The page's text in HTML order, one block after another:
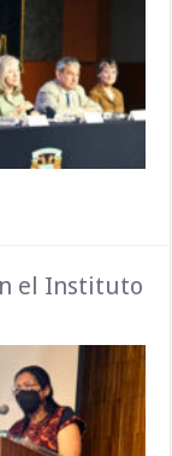
el Instituto